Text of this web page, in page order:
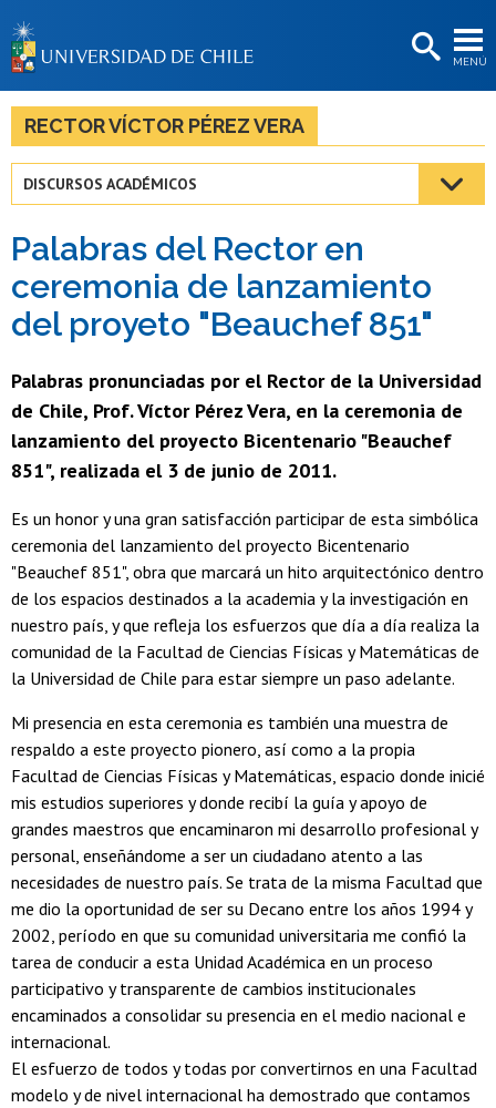
MENÚ
BIBLIOTECAS
LA UNIVERSIDAD
Estudiantes
Académicas/os
Funcionarias/os
Egresadas/os
RECTOR VÍCTOR PÉREZ VERA
DISCURSOS ACADÉMICOS
Palabras del Rector en
ceremonia de lanzamiento
del proyeto "Beauchef 851"
Palabras pronunciadas por el Rector de la Universidad
de Chile, Prof. Víctor Pérez Vera, en la ceremonia de
lanzamiento del proyecto Bicentenario "Beauchef
851", realizada el 3 de junio de 2011.
Es un honor y una gran satisfacción participar de esta simbólica
ceremonia del lanzamiento del proyecto Bicentenario
"Beauchef 851", obra que marcará un hito arquitectónico dentro
de los espacios destinados a la academia y la investigación en
nuestro país, y que refleja los esfuerzos que día a día realiza la
comunidad de la Facultad de Ciencias Físicas y Matemáticas de
la Universidad de Chile para estar siempre un paso adelante.
Mi presencia en esta ceremonia es también una muestra de
respaldo a este proyecto pionero, así como a la propia
Facultad de Ciencias Físicas y Matemáticas, espacio donde inicié
mis estudios superiores y donde recibí la guía y apoyo de
grandes maestros que encaminaron mi desarrollo profesional y
personal, enseñándome a ser un ciudadano atento a las
necesidades de nuestro país. Se trata de la misma Facultad que
me dio la oportunidad de ser su Decano entre los años 1994 y
2002, período en que su comunidad universitaria me confió la
tarea de conducir a esta Unidad Académica en un proceso
participativo y transparente de cambios institucionales
encaminados a consolidar su presencia en el medio nacional e
internacional.
El esfuerzo de todos y todas por convertirnos en una Facultad
modelo y de nivel internacional ha demostrado que contamos